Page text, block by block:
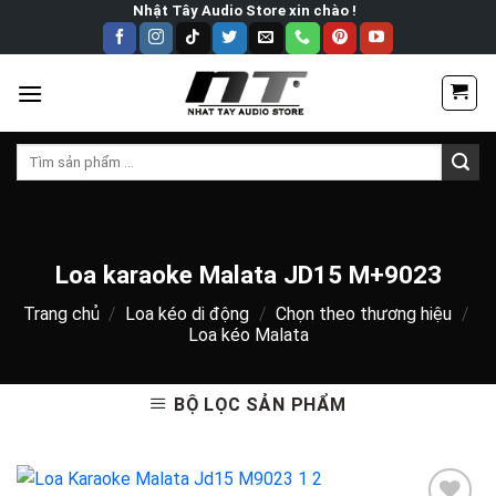
Nhật Tây Audio Store xin chào !
Tìm
Loa karaoke Malata JD15 M+9023
Trang chủ / Loa kéo di động / Chọn theo thương hiệu /
Loa kéo Malata
BỘ LỌC SẢN PHẨM